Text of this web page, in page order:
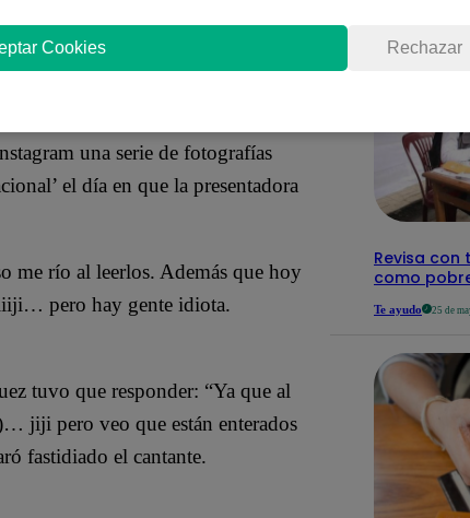
en la celebración del
responder e indicó que el
a las críticas.
una serie de fotografías
el día en que la presentadora
me río al leerlos. Además que hoy
pero hay gente idiota.
tuvo que responder: “Ya que al
jiji pero veo que están enterados
fastidiado el cantante.
Revisa con
como
Te ayudo 25 de
Cookies Rechazar